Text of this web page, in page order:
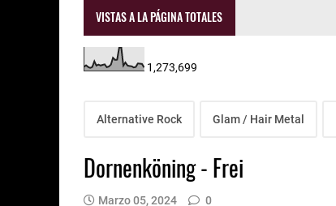
VISTAS A LA PÁGINA TOTALES
1,273,699
Alternative Rock Glam / Hair Metal
Dornenköning - Frei
Marzo 05, 2024 0